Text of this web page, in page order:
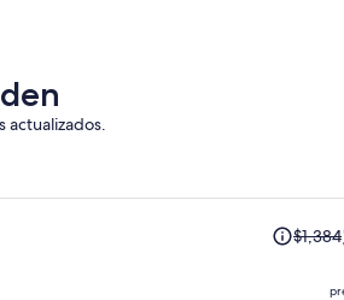
actualizados.
El
precio
$1,384